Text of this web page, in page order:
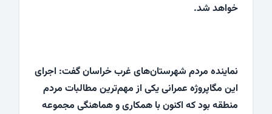
خواهد شد.
نماینده مردم شهرستان‌های غرب خراسان گفت: اجرای
این مگاپروژه عمرانی یکی از مهم‌ترین مطالبات مردم
منطقه بود که اکنون با همکاری و هماهنگی مجموعه